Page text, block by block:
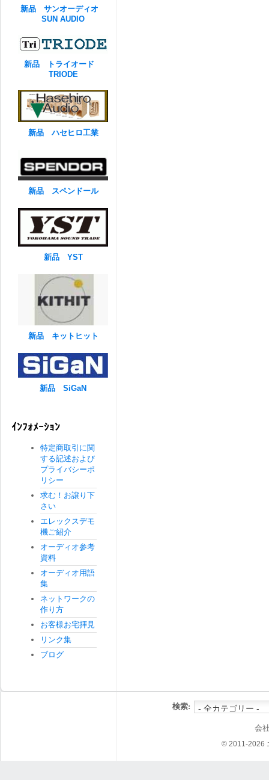
新品 サンオーディオ
SUN AUDIO
新品 トライオード
TRIODE
新品 ハセヒロ工業
新品 スペンドール
新品 YST
新品 キットヒット
新品 SiGaN
ｲﾝﾌｫﾒｰｼｮﾝ
特定商取引に関
する記述および
プライバシーポ
リシー
求む！お譲り下
さい
エレックスデモ
機ご紹介
オーディオ参考
資料
オーディオ用語
集
ネットワークの
作り方
お客様お宅拝見
リンク集
ブログ
検索:
会
© 2011-2026